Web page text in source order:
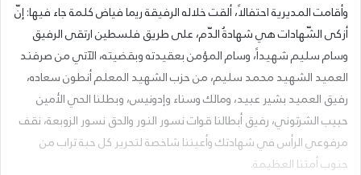
وأقامت المديرية احتفالاً، ألقت خلاله الرفيقة ريما فياض كلمة جاء فيها: إنّ
أزكى الشّهادات هي شهادةُ الدّم، على طريق فلسطين ارتقى الرفيق
وسام سليم شهيداً، وسام المؤمن بعقيدته وبقضيته، الآتي من صرفند
العميد الشهيد محمد سليم، من حزب الشهيد المعلم أنطون سعاده،
رفيق العميد بشير عبيد، ومالك وسناء وإدونيس، وبطلنا الحي الأمين
حبيب الشرتوني، رفيق أبطالنا قوات نسور النور والحق نسور الزوبعة، نقف
مرفوعي الرأس في شهادتك وأعيننا شاخصة لتحرير كل حبة تراب من
جنوب أمتنا العظيمة.